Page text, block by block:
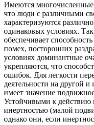
Имеются
что люди с различными
характеризуются
одинаковых условиях.
обеспечивает
помех, посторонних
условиях доминантные
укрепляются, что
ошибок. Для легкости
деятельности на другой
имеет значение
Устойчивыми к действию
инертностью (малой
однако они, если